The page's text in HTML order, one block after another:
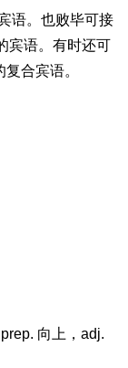
语。也败毕可接
宾语。有时还可
合宾语。
向上，adj.